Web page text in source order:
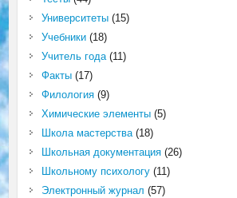
Университеты(15)
Учебники(18)
Учитель года(11)
Факты(17)
Филология(9)
Химические элементы(5)
Школа мастерства(18)
Школьная документация(26)
Школьному психологу(11)
Электронный журнал (57)